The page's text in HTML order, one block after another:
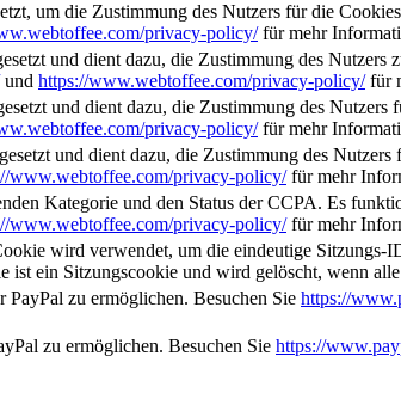
um die Zustimmung des Nutzers für die
privacy-policy/für mehr
und dient dazu, die Zustimmung des Nutzers
und https://www.webtoffee.com/privacy-policy/für
und dient dazu, die Zustimmung des
privacy-policy/für mehr
und dient dazu, die Zustimmung des
www.webtoffee.com/privacy-policy/für mehr
Kategorie und den Status der CCPA. Es
www.webtoffee.com/privacy-policy/für mehr
wird verwendet, um die eindeutige Sitzungs-
ein Sitzungscookie und wird gelöscht, wenn
PayPal zu ermöglichen. Besuchen Sie https://
zu ermöglichen. Besuchen Sie https://